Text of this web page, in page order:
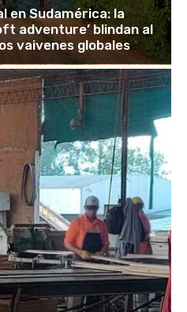
en Sudamérica: la
adventure’ blindan al
vaivenes globales